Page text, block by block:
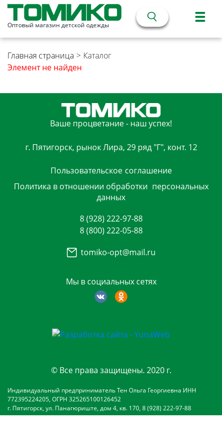
Оптовый магазин детской одежды
Главная страница > Каталог
Элемент не найден
Ваше процветание - наш успех!
г. Пятигорск, рынок Лира, 29 ряд "Г", конт. 12
Пользовательское соглашение
Политика в отношении обработки персональных
данных
Мы в социальных сетях
8 (928) 222-97-88
8 (800) 222-05-88
tomiko-opt@mail.ru
© Все права защищены. 2020 г.
Индивидуальный предприниматель Тен Ольга Георгиевна ИНН
772395224205, ОГРН 325265100126452
г. Пятигорск, ул. Панагюриште, дом 4, кв. 170, 8 (928) 222-97-88